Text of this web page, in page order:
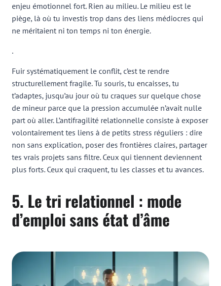
enjeu émotionnel fort. Rien au milieu. Le milieu est le
piège, là où tu investis trop dans des liens médiocres qui
ne méritaient ni ton temps ni ton énergie.
.
Fuir systématiquement le conflit, c’est te rendre
structurellement fragile. Tu souris, tu encaisses, tu
t’adaptes, jusqu’au jour où tu craques sur quelque chose
de mineur parce que la pression accumulée n’avait nulle
part où aller. L’antifragilité relationnelle consiste à exposer
volontairement tes liens à de petits stress réguliers : dire
non sans explication, poser des frontières claires, partager
tes vrais projets sans filtre. Ceux qui tiennent deviennent
plus forts. Ceux qui craquent, tu les classes et tu avances.
5. Le tri relationnel : mode
d’emploi sans état d’âme